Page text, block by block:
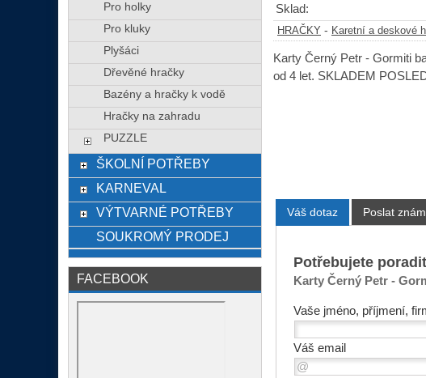
Sklad:
HRAČKY - Karetní a deskové
Karty Černý Petr - Gormiti
od 4 let. SKLADEM
Váš dotaz Poslat
Potřebujete
Karty Černý Petr -
Vaše jméno, příjmení,
Váš email
Pro holky
Pro kluky
Plyšáci
Dřevěné hračky
Bazény a hračky k vodě
Hračky na zahradu
PUZZLE
ŠKOLNÍ POTŘEBY
KARNEVAL
VÝTVARNÉ POTŘEBY
SOUKROMÝ PRODEJ
FACEBOOK